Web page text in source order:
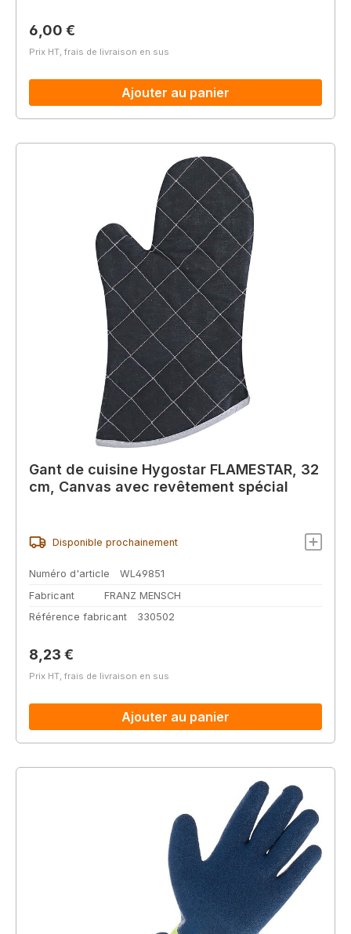
Prix régulier :
6,00 €
Prix HT, frais de livraison en sus
Ajouter au panier
Gant de cuisine Hygostar FLAMESTAR, 32
cm, Canvas avec revêtement spécial
Disponible prochainement
Numéro d'article
WL49851
Fabricant
FRANZ MENSCH
Référence fabricant
330502
Prix régulier :
8,23 €
Prix HT, frais de livraison en sus
Ajouter au panier